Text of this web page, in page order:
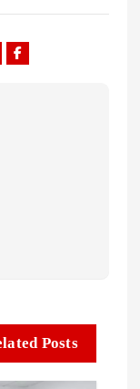
Related Posts